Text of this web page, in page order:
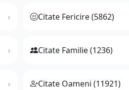
Citate Fericire (5862)
Citate Familie (1236)
Citate Oameni (11921)